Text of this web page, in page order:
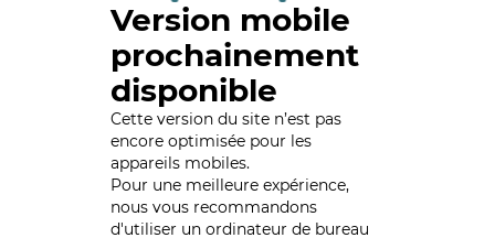
Version mobile
prochainement
disponible
Cette version du site n’est pas
encore optimisée pour les
appareils mobiles.
Pour une meilleure expérience,
nous vous recommandons
d'utiliser un ordinateur de bureau